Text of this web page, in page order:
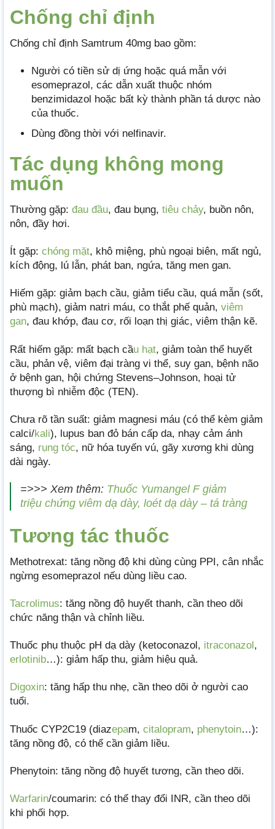
Chống chỉ định
Chống chỉ định Samtrum 40mg bao gồm:
Người có tiền sử dị ứng hoặc quá mẫn với
esomeprazol, các dẫn xuất thuộc nhóm
benzimidazol hoặc bất kỳ thành phần tá dược nào
của thuốc.
Dùng đồng thời với nelfinavir.
Tác dụng không mong
muốn
Thường gặp: đau đầu, đau bụng, tiêu chảy, buồn nôn,
nôn, đầy hơi.
Ít gặp: chóng mặt, khô miệng, phù ngoại biên, mất ngủ,
kích động, lú lẫn, phát ban, ngứa, tăng men gan.
Hiếm gặp: giảm bạch cầu, giảm tiểu cầu, quá mẫn (sốt,
phù mạch), giảm natri máu, co thắt phế quản, viêm
gan, đau khớp, đau cơ, rối loạn thị giác, viêm thận kẽ.
Rất hiếm gặp: mất bạch cầu hạt, giảm toàn thể huyết
cầu, phản vệ, viêm đại tràng vi thể, suy gan, bệnh não
ở bệnh gan, hội chứng Stevens–Johnson, hoại tử
thượng bì nhiễm độc (TEN).
Chưa rõ tần suất: giảm magnesi máu (có thể kèm giảm
calci/kali), lupus ban đỏ bán cấp da, nhạy cảm ánh
sáng, rụng tóc, nữ hóa tuyến vú, gãy xương khi dùng
dài ngày.
=>>> Xem thêm: Thuốc Yumangel F giảm
triệu chứng viêm dạ dày, loét dạ dày – tá tràng
Tương tác thuốc
Methotrexat: tăng nồng độ khi dùng cùng PPI, cân nhắc
ngừng esomeprazol nếu dùng liều cao.
Tacrolimus: tăng nồng độ huyết thanh, cần theo dõi
chức năng thận và chỉnh liều.
Thuốc phụ thuộc pH dạ dày (ketoconazol, itraconazol ,
erlotinib…): giảm hấp thu, giảm hiệu quả.
Digoxin: tăng hấp thu nhẹ, cần theo dõi ở người cao
tuổi.
Thuốc CYP2C19 (diazepam, citalopram, phenytoin…):
tăng nồng độ, có thể cần giảm liều.
Phenytoin: tăng nồng độ huyết tương, cần theo dõi.
Warfarin/coumarin: có thể thay đổi INR, cần theo dõi
khi phối hợp.